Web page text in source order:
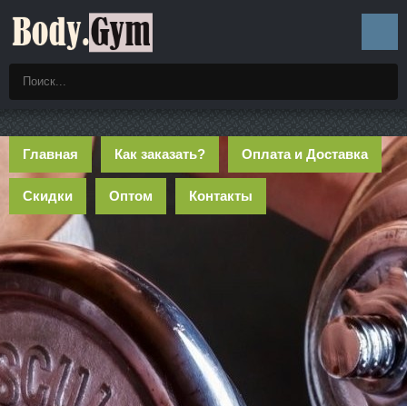
Главная Как заказать? Оплата и Доставка
Скидки Оптом Контакты